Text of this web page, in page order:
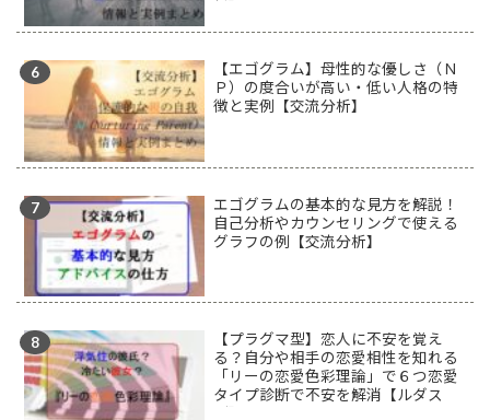
【エゴグラム】母性的な優しさ（Ｎ
Ｐ）の度合いが高い・低い人格の特
徴と実例【交流分析】
エゴグラムの基本的な見方を解説！
自己分析やカウンセリングで使える
グラフの例【交流分析】
【プラグマ型】恋人に不安を覚え
る？自分や相手の恋愛相性を知れる
「リーの恋愛色彩理論」で６つ恋愛
タイプ診断で不安を解消【ルダス